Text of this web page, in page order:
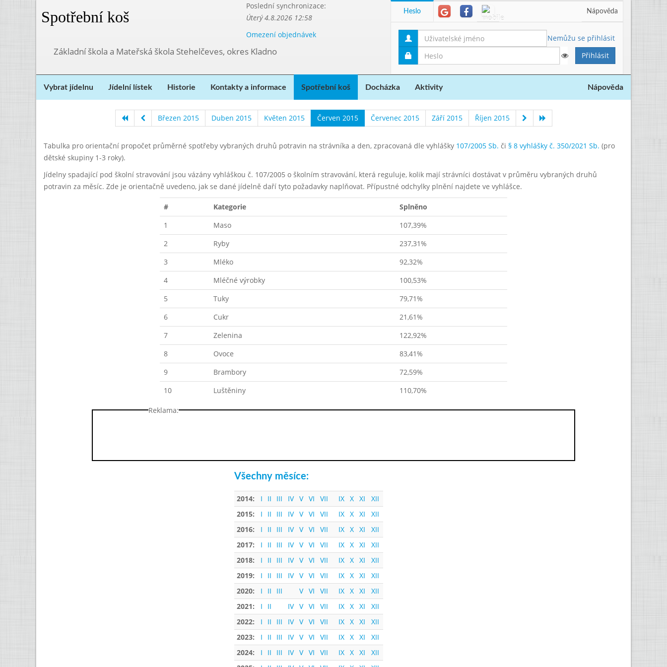
Spotřební koš
Poslední synchronizace:
Úterý 4.8.2026 12:58
Omezení objednávek
Základní škola a Mateřská škola Stehelčeves, okres Kladno
Heslo Nápověda
Nemůžu se přihlásit
Vybrat jídelnu Jídelní lístek Historie Kontakty a informace Spotřební koš Docházka Aktivity Nápověda
Březen 2015 Duben 2015 Květen 2015 Červen 2015 Červenec 2015 Září 2015 Říjen 2015
Tabulka pro orientační propočet průměrné spotřeby vybraných druhů potravin na strávníka a den, zpracovaná dle vyhlášky 107/2005 Sb. či § 8 vyhlášky č. 350/2021 Sb. (pro
dětské skupiny 1-3 roky).
Jídelny spadající pod školní stravování jsou vázány vyhláškou č. 107/2005 o školním stravování, která reguluje, kolik mají strávníci dostávat v průměru vybraných druhů
potravin za měsíc. Zde je orientačně uvedeno, jak se dané jídelně daří tyto požadavky naplňovat. Přípustné odchylky plnění najdete ve vyhlášce.
# Kategorie
Splněno
1
Maso
107,39%
2
Ryby
237,31%
3
Mléko
92,32%
4
Mléčné výrobky
100,53%
5
Tuky
79,71%
6
Cukr
21,61%
7
Zelenina
122,92%
8
Ovoce
83,41%
9
Brambory
72,59%
10
Luštěniny 110,70%
Reklama:
Všechny měsíce:
2014: I II III IV V VI VII IX X XI
XII
2015:
I II III IV V VI VII IX X XI
XII
2016:
I II III IV V VI VII IX X XI
XII
2017:
I II III IV V VI VII IX X XI
XII
2018:
I II III IV V VI VII IX X XI
XII
2019:
I II III IV V VI VII IX X XI
XII
2020:
I II III V VI VII IX X XI
XII
2021:
I II IV V VI VII IX X XI
XII
2022:
I II III IV V VI VII IX X XI
XII
2023:
I II III IV V VI VII IX X XI
XII
2024:
I II III IV V VI VII IX X XI
XII